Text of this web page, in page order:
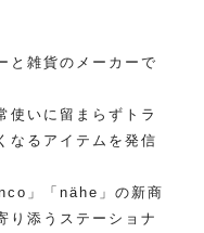
と雑貨のメーカーで
使いに留まらずトラ
なるアイテムを発信
」「nähe」の新商
り添うステーショナ